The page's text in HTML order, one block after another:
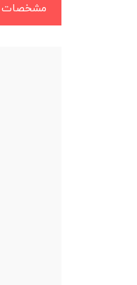
مشخصات